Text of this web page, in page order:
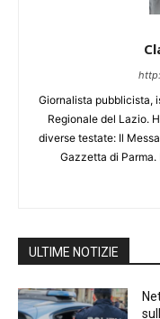
Giornalista pubblicista,
Regionale del Lazio.
diverse testate: Il
Gazzetta di
ULTIME NOTIZIE